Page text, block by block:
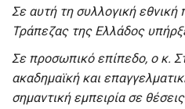
Σε αυτή τη συλλογική
Τράπεζας της Ελλάδος
Σε προσωπικό επίπεδο, ο κ.
ακαδημαϊκή και
σημαντική εμπειρία σε